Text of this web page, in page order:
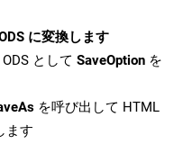
に変換します
として SaveOption を
を呼び出して HTML
ます